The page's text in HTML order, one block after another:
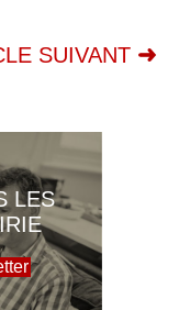
SUIVANT
LES